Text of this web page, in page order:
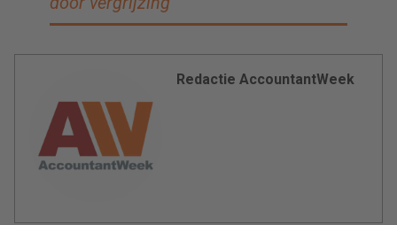
Redactie AccountantWeek